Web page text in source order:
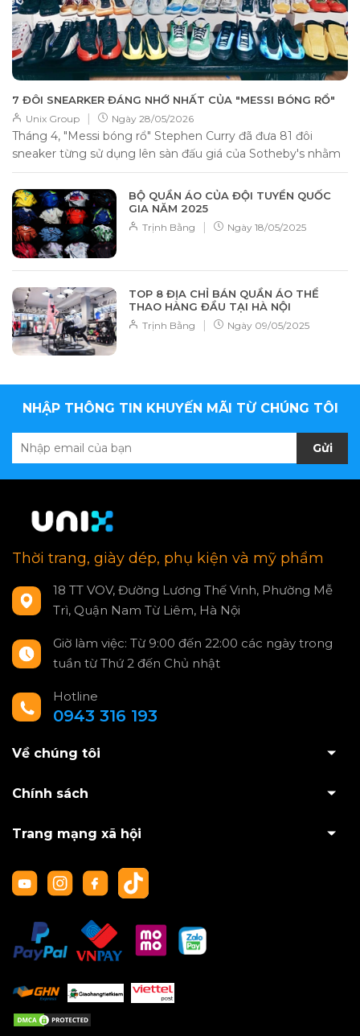
7 ĐÔI SNEARKER ĐÁNG NHỚ NHẤT CỦA "MESSI BÓNG RỔ"
Unix Group | Ngày 28/05/2026
Tháng 4, "Messi bóng rổ" Stephen Curry đã đưa 81 đôi
sneaker từng sử dụng lên sàn đấu giá của Sotheby's nhằm
gây quỹ từ...
BỘ QUẦN ÁO CỦA ĐỘI TUYỂN QUỐC
GIA NĂM 2025
Trịnh Bằng | Ngày 18/05/2025
TOP 8 ĐỊA CHỈ BÁN QUẦN ÁO THỂ
THAO HÀNG ĐẦU TẠI HÀ NỘI
Trịnh Bằng | Ngày 09/05/2025
NHẬP THÔNG TIN KHUYẾN MÃI TỪ CHÚNG TÔI
Gửi
Thời trang, giày dép, phụ kiện và mỹ phẩm
18 TT VOV, Đường Lương Thế Vinh, Phường Mễ
Trì, Quận Nam Từ Liêm, Hà Nội
Giờ làm việc: Từ 9:00 đến 22:00 các ngày trong
tuần từ Thứ 2 đến Chủ nhật
Hotline
0943 316 193
Về chúng tôi
Chính sách
Trang mạng xã hội